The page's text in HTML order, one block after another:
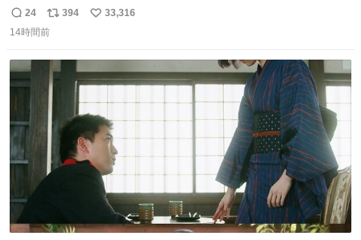
て不謹慎だけどウケる
返
信
24
リ
ポ
ト
数
394
い
数
33,316
14時間前